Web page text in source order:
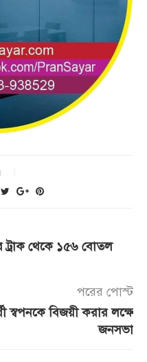
ট্রাক থেকে ১৫৬ বোতল
পরের পোস্ট
স্বপনকে বিজয়ী করার লক্ষে
জনসভা